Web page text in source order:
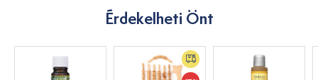
Érdekelheti Önt